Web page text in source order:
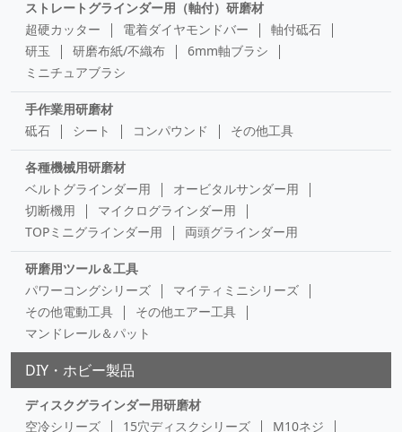
ストレートグラインダー用（軸付）研磨材
超硬カッター
電着ダイヤモンドバー
軸付砥石
研玉
研磨布紙/不織布
6mm軸ブラシ
ミニチュアブラシ
手作業用研磨材
砥石
シート コンパウンド その他工具
各種機械用研磨材
ベルトグラインダー用
オービタルサンダー用
切断機用
マイクログラインダー用
TOPミニグラインダー用
両頭グラインダー用
研磨用ツール＆工具
パワーコングシリーズ
マイティミニシリーズ
その他電動工具
その他エアー工具
マンドレール＆パット
DIY・ホビー製品
ディスクグラインダー用研磨材
空冷シリーズ
15穴ディスクシリーズ M10ネジ